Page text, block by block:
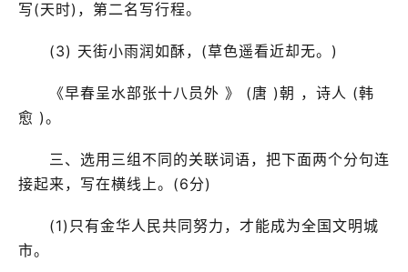
写(天时)，第二名写行程。
(3) 天街小雨润如酥，(草色遥看近却无。)
《早春呈水部张十八员外 》 (唐 )朝 ，诗人 (韩
愈 )。
三、选用三组不同的关联词语，把下面两个分句连
接起来，写在横线上。(6分)
(1)只有金华人民共同努力，才能成为全国文明城
市。